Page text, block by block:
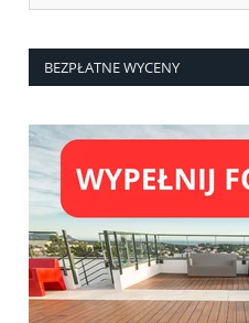
BEZPŁATNE WYCENY